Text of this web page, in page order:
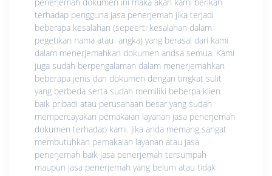
terhadap pengguna jasa penerjemah jika terjadi
beberapa kesalahan (sepeerti kesalahan dalam
pegetikan nama atau angka) yang berasal dari kami
dalam menerjemahkan dokumen andsa semua. Kami
juga sudah berpengalaman dalam menerjemahkan
beberapa jenis dari dokumen dengan tingkat sulit
yang berbeda serta sudah memiliki beberpa klien
baik pribadi atau perusahaan besar yang sudah
mempercayakan pemakaian layanan jasa penerjemah
dokumen terhadap kami. Jika anda memang sangat
membutuhkan pemakaian layanan atau jasa
penerjemah baik jasa penerjemah tersumpah
maupun jasa penerjemah yang belum atau tidak